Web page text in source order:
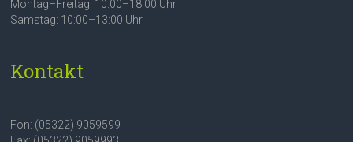
Montag–Freitag: 10:00–18:00 Uhr
Samstag: 10:00–13:00 Uhr
Kontakt
Fon: (05322) 9059599